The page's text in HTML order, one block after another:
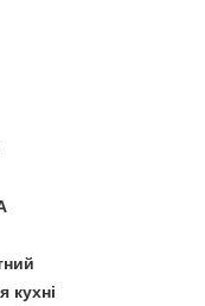
кухні